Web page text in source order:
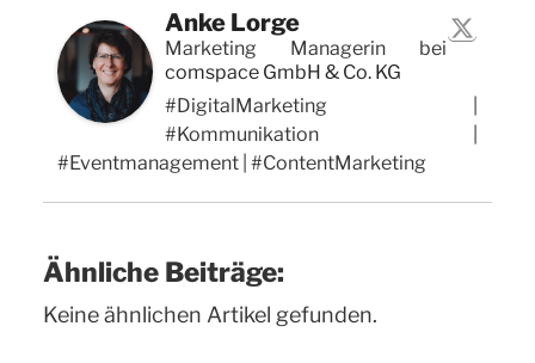
Anke Lorge
Marketing Managerin bei
comspace GmbH & Co. KG
#DigitalMarketing |
#Kommunikation |
#Eventmanagement | #ContentMarketing
Ähnliche Beiträge:
Keine ähnlichen Artikel gefunden.